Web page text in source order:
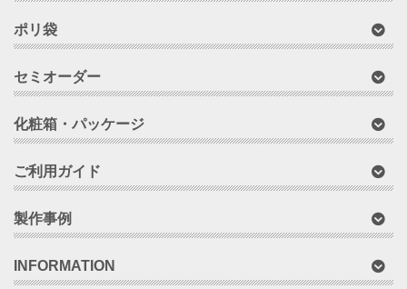
ポリ袋
セミオーダー
化粧箱・パッケージ
ご利用ガイド
製作事例
INFORMATION